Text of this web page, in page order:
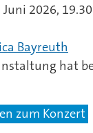
2026,
Bayreuth
hat
zum Konzert